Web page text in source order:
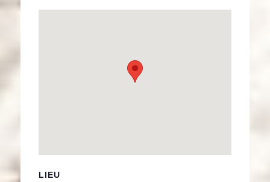
LIEU